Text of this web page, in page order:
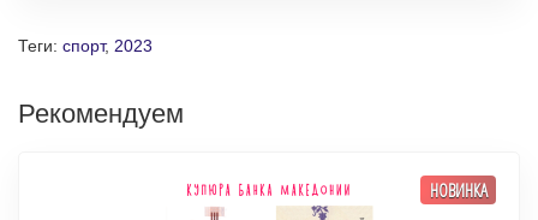
Теги: спорт, 2023
Рекомендуем
НОВИНКА